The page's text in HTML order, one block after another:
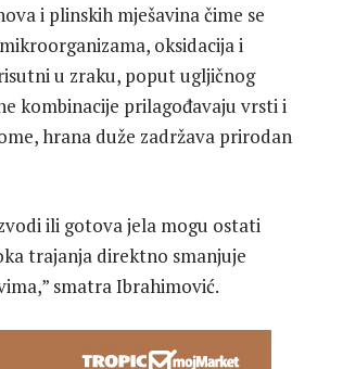
i plinskih mješavina čime se
oksidacija i
u zraku, poput ugljičnog
kombinacije prilagođavaju vrsti i
hrana duže zadržava prirodan
ili gotova jela mogu ostati
trajanja direktno smanjuje
smatra Ibrahimović.